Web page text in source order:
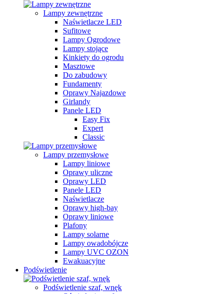
Lampy zewnętrzne
Naświetlacze LED
Sufitowe
Lampy Ogrodowe
Lampy stojące
Kinkiety do ogrodu
Masztowe
Do zabudowy
Fundamenty
Oprawy Najazdowe
Girlandy
Panele LED
Easy Fix
Expert
Classic
Lampy przemysłowe
Lampy liniowe
Oprawy uliczne
Oprawy LED
Panele LED
Naświetlacze
Oprawy high-bay
Oprawy liniowe
Plafony
Lampy solarne
Lampy owadobójcze
Lampy UVC OZON
Ewakuacyjne
Podświetlenie
Podświetlenie szaf, wnęk